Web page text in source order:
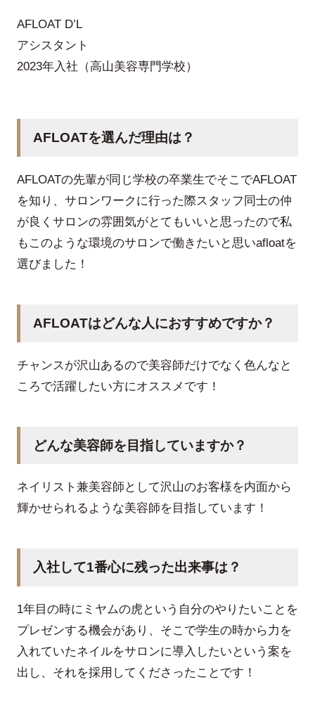
AFLOAT D’L
アシスタント
2023年入社（高山美容専門学校）
AFLOATを選んだ理由は？
AFLOATの先輩が同じ学校の卒業生でそこでAFLOAT
を知り、サロンワークに行った際スタッフ同士の仲
が良くサロンの雰囲気がとてもいいと思ったので私
もこのような環境のサロンで働きたいと思いafloatを
選びました！
AFLOATはどんな人におすすめですか？
チャンスが沢山あるので美容師だけでなく色んなと
ころで活躍したい方にオススメです！
どんな美容師を目指していますか？
ネイリスト兼美容師として沢山のお客様を内面から
輝かせられるような美容師を目指しています！
入社して1番心に残った出来事は？
1年目の時にミヤムの虎という自分のやりたいことを
プレゼンする機会があり、そこで学生の時から力を
入れていたネイルをサロンに導入したいという案を
出し、それを採用してくださったことです！